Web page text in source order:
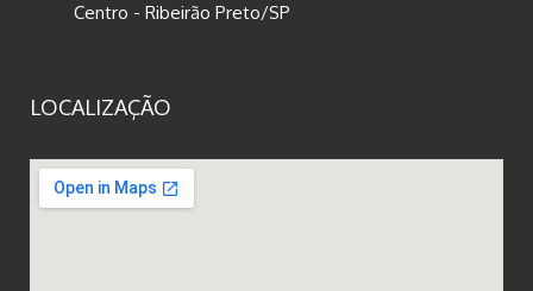
Centro - Ribeirão Preto/SP
LOCALIZAÇÃO